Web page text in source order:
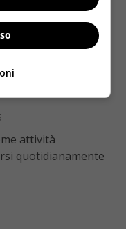
e fan
attività
quotidianamente